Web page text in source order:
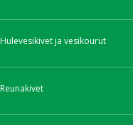
Hulevesikivet ja vesikourut
Reunakivet